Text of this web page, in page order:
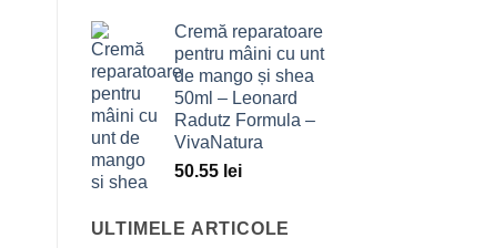
Cremă reparatoare
pentru mâini cu unt
de mango și shea
50ml – Leonard
Radutz Formula –
VivaNatura
50.55 lei
ULTIMELE ARTICOLE